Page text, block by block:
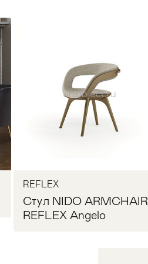
REFLEX
Стул NIDO ARMCHAIR
REFLEX Angelo